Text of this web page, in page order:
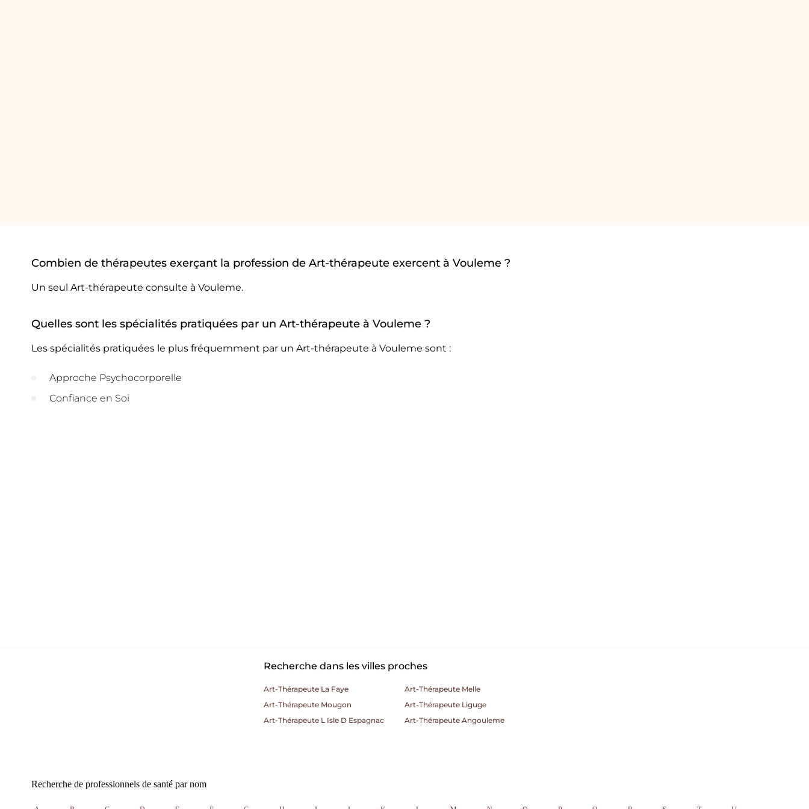
Combien de thérapeutes exerçant la profession de Art-thérapeute exercent à Vouleme ?
Un seul Art-thérapeute consulte à Vouleme.
Quelles sont les spécialités pratiquées par un Art-thérapeute à Vouleme ?
Les spécialités pratiquées le plus fréquemment par un Art-thérapeute à Vouleme sont :
Approche Psychocorporelle
Confiance en Soi
Recherche dans les villes proches
Art-Thérapeute La Faye
Art-Thérapeute Melle
Art-Thérapeute Mougon
Art-Thérapeute Liguge
Art-Thérapeute L Isle D Espagnac
Art-Thérapeute Angouleme
Recherche de professionnels de santé par nom